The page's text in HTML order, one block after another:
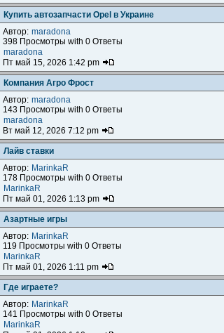
Купить автозапчасти Opel в Украине
Автор: maradona
398 Просмотры with 0 Ответы
maradona
Пт май 15, 2026 1:42 pm
Компания Агро Фрост
Автор: maradona
143 Просмотры with 0 Ответы
maradona
Вт май 12, 2026 7:12 pm
Лайв ставки
Автор: MarinkaR
178 Просмотры with 0 Ответы
MarinkaR
Пт май 01, 2026 1:13 pm
Азартные игры
Автор: MarinkaR
119 Просмотры with 0 Ответы
MarinkaR
Пт май 01, 2026 1:11 pm
Где играете?
Автор: MarinkaR
141 Просмотры with 0 Ответы
MarinkaR